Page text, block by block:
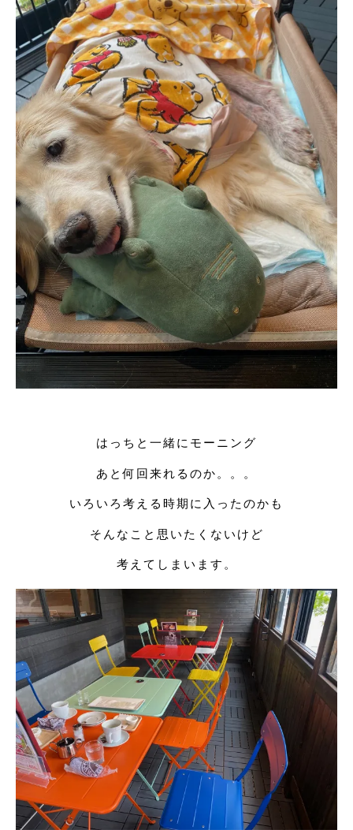
はっちと一緒にモーニング
あと何回来れるのか。。。
いろいろ考える時期に入ったのかも
そんなこと思いたくないけど
考えてしまいます。